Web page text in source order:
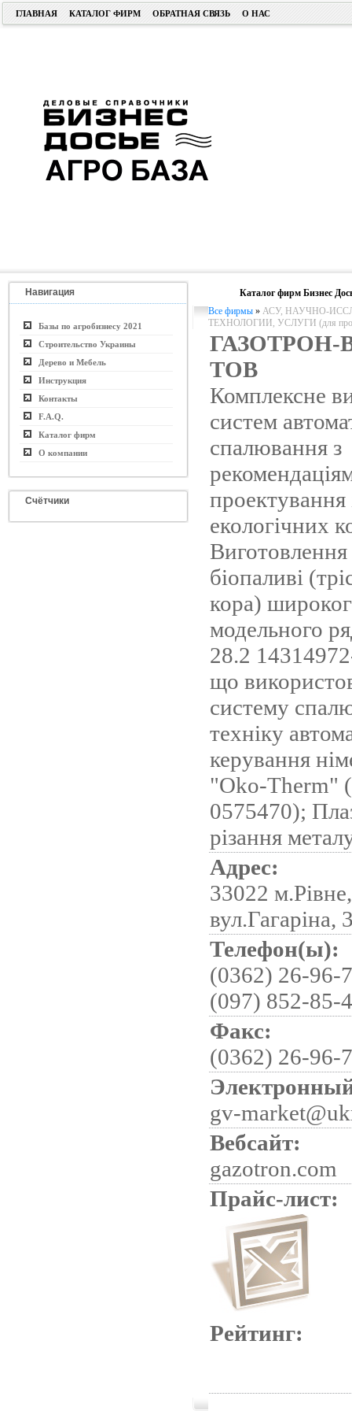
ГЛАВНАЯ КАТАЛОГ ФИРМ ОБРАТНАЯ СВЯЗЬ О НАС
Навигация
Базы по агробизнесу 2021
Строительство Украины
Дерево и Мебель
Инструкция
Контакты
F.A.Q.
Каталог фирм
О компании
Счётчики
Каталог фирм Бизнес
Все фирмы » АСУ, НАУЧНО-
ТЕХНОЛОГИИ, УСЛУГИ (для пром.
ГАЗОТРОН-
ТОВ
Комплексне
систем
спалювання з
екологічних
Виготовлення
біопаливі
кора)
модельного
28.2
що
систему
техніку
керування
"Оko-Therm"
0575470);
різання
Адрес:
33022 м.Рівне,
вул.Гагаріна,
Телефон(ы):
(0362) 26-96-
(097) 852-85-
Факс:
(0362) 26-96-
gv-
Вебсайт:
gazotron.com
Прайс-лист:
Рейтинг: